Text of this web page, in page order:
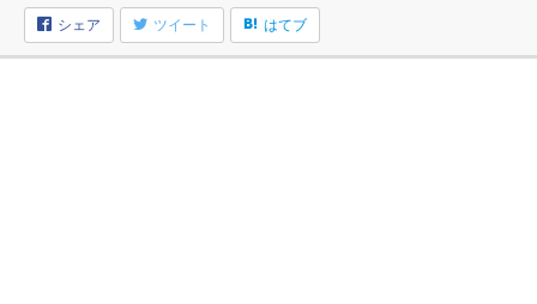
シェア ツイート はてブ